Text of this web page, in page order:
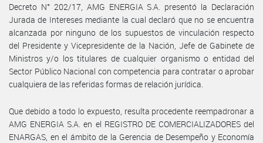
Decreto N° 202/17, AMG ENERGIA S.A. presentó la Declaración
Jurada de Intereses mediante la cual declaró que no se encuentra
alcanzada por ninguno de los supuestos de vinculación respecto
del Presidente y Vicepresidente de la Nación, Jefe de Gabinete de
Ministros y/o los titulares de cualquier organismo o entidad del
Sector Público Nacional con competencia para contratar o aprobar
cualquiera de las referidas formas de relación jurídica.
Que debido a todo lo expuesto, resulta procedente reempadronar a
AMG ENERGIA S.A. en el REGISTRO DE COMERCIALIZADORES del
ENARGAS, en el ámbito de la Gerencia de Desempeño y Economía